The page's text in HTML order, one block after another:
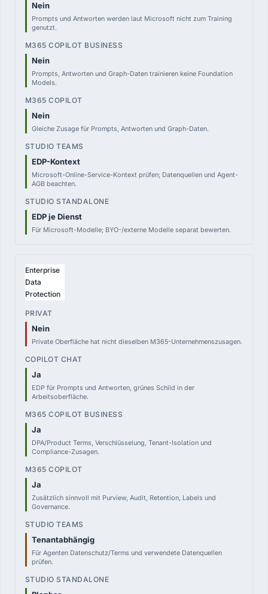
Nein
Prompts und Antworten werden laut Microsoft nicht zum Training
genutzt.
Nein
Prompts, Antworten und Graph-Daten trainieren keine Foundation
Models.
Nein
Gleiche Zusage für Prompts, Antworten und Graph-Daten.
EDP-Kontext
Microsoft-Online-Service-Kontext prüfen; Datenquellen und Agent-
AGB beachten.
EDP je Dienst
Für Microsoft-Modelle; BYO-/externe Modelle separat bewerten.
Enterprise
Data
Protection
Nein
Private Oberfläche hat nicht dieselben M365-Unternehmenszusagen.
Ja
EDP für Prompts und Antworten, grünes Schild in der
Arbeitsoberfläche.
Ja
DPA/Product Terms, Verschlüsselung, Tenant-Isolation und
Compliance-Zusagen.
Ja
Zusätzlich sinnvoll mit Purview, Audit, Retention, Labels und
Governance.
Tenantabhängig
Für Agenten Datenschutz/Terms und verwendete Datenquellen
prüfen.